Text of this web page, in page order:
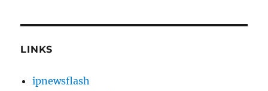
LINKS
ipnewsflash